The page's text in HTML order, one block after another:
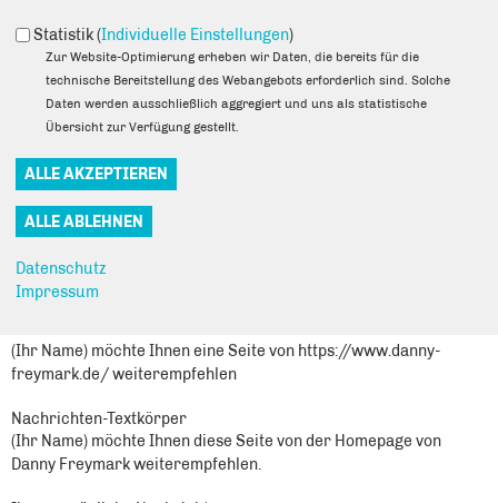
Senden an*
Sie können mehrere Empfänger mit Komma getrennt eingeben.
Sie leiten den folgenden Inhalt weiter
Mit Videotechnik gegen Vandalismus und Kriminalität
(Ihr Name) möchte Ihnen eine Seite von https://www.danny-
freymark.de/ weiterempfehlen
Nachrichten-Textkörper
(Ihr Name) möchte Ihnen diese Seite von der Homepage von
Danny Freymark weiterempfehlen.
Statistik (Individuelle Einstellungen)
Zur Website-Optimierung erheben wir Daten, die bereits für die
technische Bereitstellung des Webangebots erforderlich sind. Solche
Daten werden ausschließlich aggregiert und uns als statistische
Übersicht zur Verfügung gestellt.
Datenschutz
Impressum